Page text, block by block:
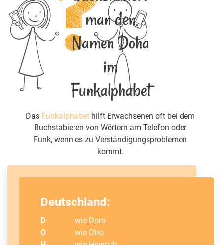
man den
Namen Doha
im
Funkalphabet
Das Funkalphabet hilft Erwachsenen oft bei dem
Buchstabieren von Wörtern am Telefon oder
Funk, wenn es zu Verständigungsproblemen
kommt.
Deutschland:
D wie Dora
O
wie Otto